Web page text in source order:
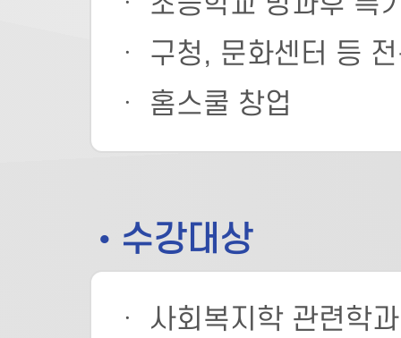
ㆍ 구청, 문화센터 등
ㆍ 홈스쿨 창업
• 수강대상
ㆍ 사회복지학 관련학